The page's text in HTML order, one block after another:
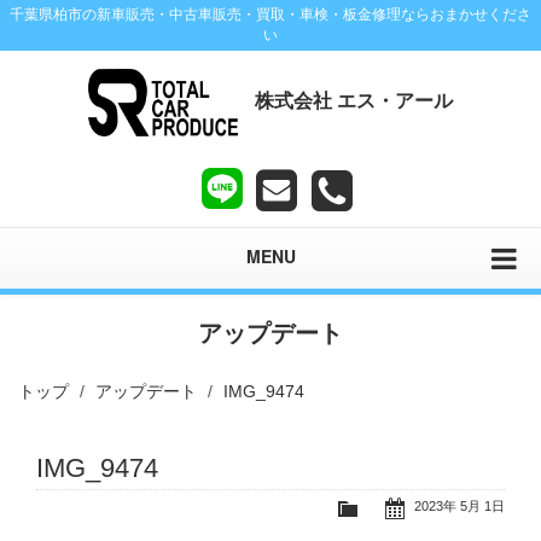
千葉県柏市の新車販売・中古車販売・買取・車検・板金修理ならおまかせくださ
い
株式会社 エス・アール
MENU
アップデート
トップ アップデート IMG_9474
IMG_9474
2023年 5月 1日